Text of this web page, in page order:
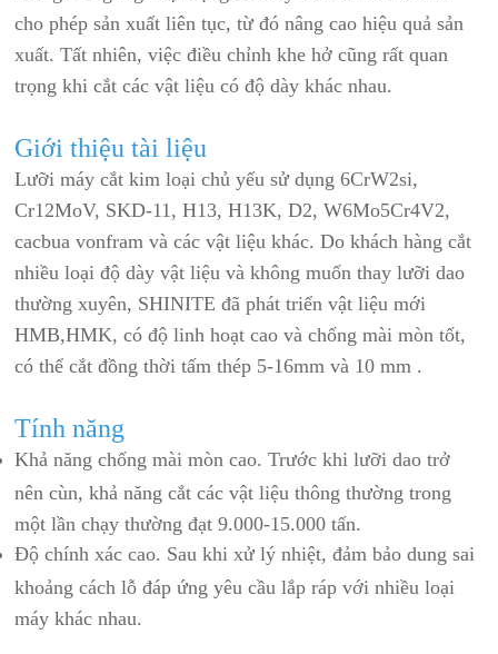
cho phép sản xuất liên tục, từ đó nâng cao hiệu quả sản
xuất. Tất nhiên, việc điều chỉnh khe hở cũng rất quan
trọng khi cắt các vật liệu có độ dày khác nhau.
Giới thiệu tài liệu
Lưỡi máy cắt kim loại chủ yếu sử dụng 6CrW2si,
Cr12MoV, SKD-11, H13, H13K, D2, W6Mo5Cr4V2,
cacbua vonfram và các vật liệu khác. Do khách hàng cắt
nhiều loại độ dày vật liệu và không muốn thay lưỡi dao
thường xuyên, SHINITE đã phát triển vật liệu mới
HMB,HMK, có độ linh hoạt cao và chống mài mòn tốt,
có thể cắt đồng thời tấm thép 5-16mm và 10 mm .
Tính năng
Khả năng chống mài mòn cao. Trước khi lưỡi dao trở
nên cùn, khả năng cắt các vật liệu thông thường trong
một lần chạy thường đạt 9.000-15.000 tấn.
Độ chính xác cao. Sau khi xử lý nhiệt, đảm bảo dung sai
khoảng cách lỗ đáp ứng yêu cầu lắp ráp với nhiều loại
máy khác nhau.